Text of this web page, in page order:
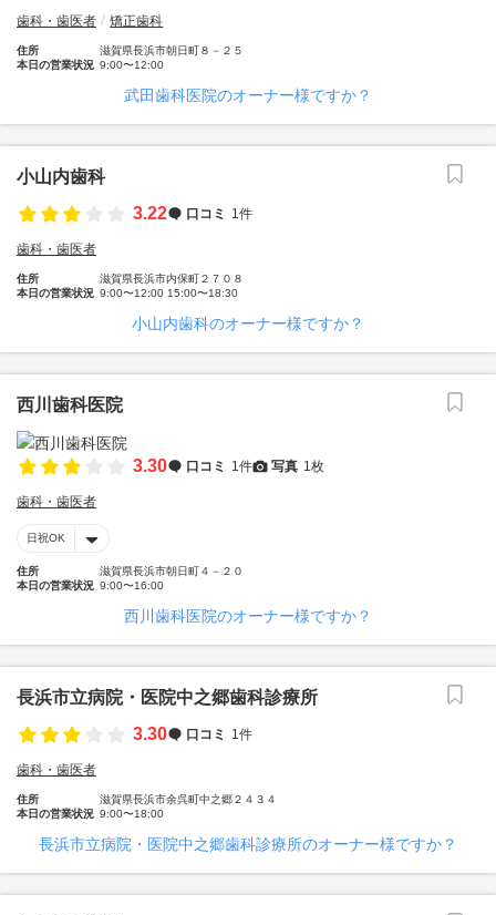
歯科・歯医者 矯正歯科
住所
滋賀県長浜市朝日町８－２５
本日の営業状況 9:00〜12:00
武田歯科医院のオーナー様ですか？
小山内歯科
3.22
口コミ 1件
歯科・歯医者
住所
滋賀県長浜市内保町２７０８
本日の営業状況 9:00〜12:00 15:00〜18:30
小山内歯科のオーナー様ですか？
西川歯科医院
3.30 口コミ 1件 写真 1枚
歯科・歯医者
日祝OK
住所
滋賀県長浜市朝日町４－２０
本日の営業状況 9:00〜16:00
西川歯科医院のオーナー様ですか？
長浜市立病院・医院中之郷歯科診療所
3.30
口コミ 1件
歯科・歯医者
住所
滋賀県長浜市余呉町中之郷２４３４
本日の営業状況 9:00〜18:00
長浜市立病院・医院中之郷歯科診療所のオーナー様ですか？